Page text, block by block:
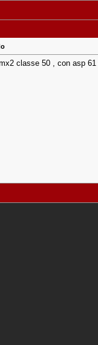
classe 50 , con asp